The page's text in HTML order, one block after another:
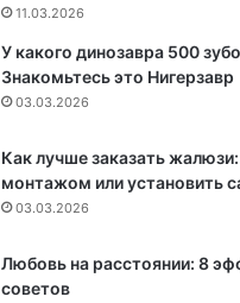
11.03.2026
У какого динозавра 500
Знакомьтесь это Нигерзавр
03.03.2026
Как лучше заказать
монтажом или установить
03.03.2026
Любовь на расстоянии: 8
советов